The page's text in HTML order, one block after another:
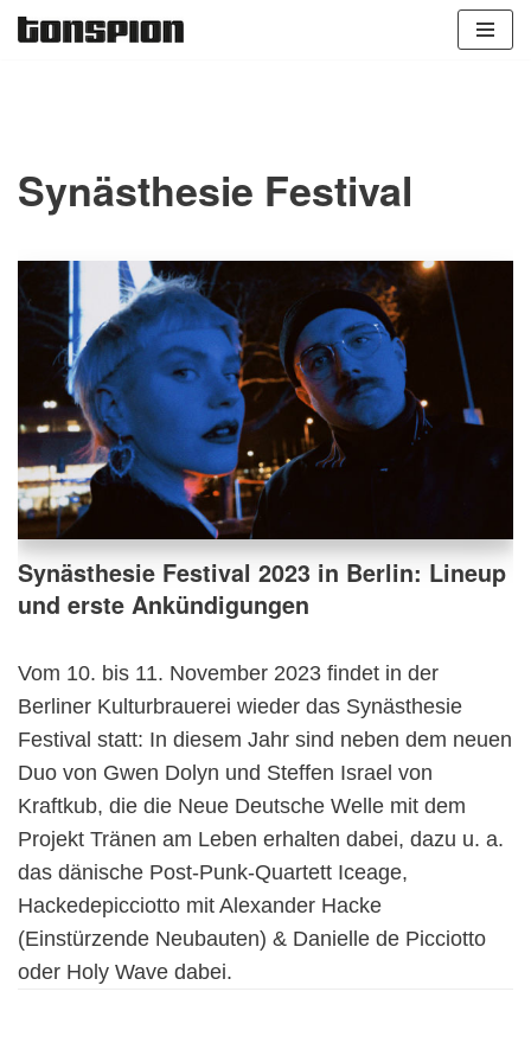
Synästhesie Festival
Synästhesie Festival 2023 in Berlin: Lineup
und erste Ankündigungen
Vom 10. bis 11. November 2023 findet in der
Berliner Kulturbrauerei wieder das Synästhesie
Festival statt: In diesem Jahr sind neben dem neuen
Duo von Gwen Dolyn und Steffen Israel von
Kraftkub, die die Neue Deutsche Welle mit dem
Projekt Tränen am Leben erhalten dabei, dazu u. a.
das dänische Post-Punk-Quartett Iceage,
Hackedepicciotto mit Alexander Hacke
(Einstürzende Neubauten) & Danielle de Picciotto
oder Holy Wave dabei.